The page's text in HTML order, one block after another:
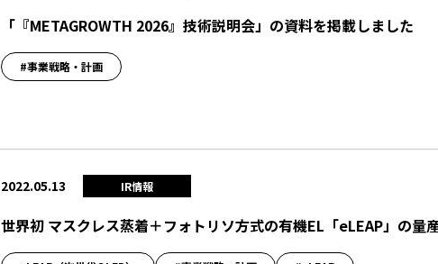
「『METAGROWTH 2026』技術説明会」の資料を掲載しました
#事業戦略・計画
2022.05.13 IR情報
世界初 マスクレス蒸着＋フォトリソ方式の有機EL「eLEAP」の量